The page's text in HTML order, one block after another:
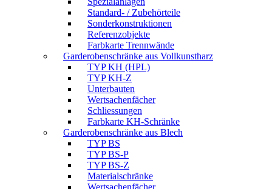
Standard- / Zubehörteile
Sonderkonstruktionen
Referenzobjekte
Farbkarte Trennwände
Garderobenschränke aus Vollkunstharz
TYP KH (HPL)
TYP KH-Z
Unterbauten
Wertsachenfächer
Schliessungen
Farbkarte KH-Schränke
Garderobenschränke aus Blech
TYP BS
TYP BS-P
TYP BS-Z
Materialschränke
Wertsachenfächer